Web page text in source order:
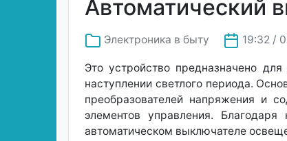
Автоматический
Электроника в быту 19:32 /
Это устройство предназначено
наступлении светлого периода.
преобразователей напряжения и
элементов управления.
автоматическом выключателе